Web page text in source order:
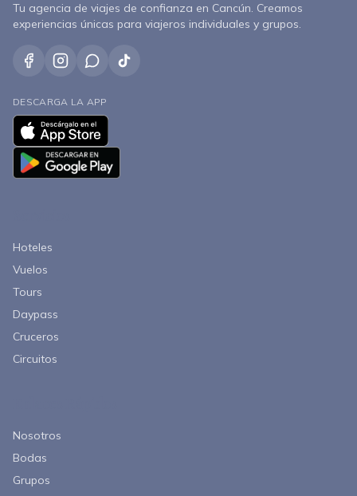
Tu agencia de viajes de confianza en Cancún. Creamos
experiencias únicas para viajeros individuales y grupos.
DESCARGA LA APP
Hoteles
Vuelos
Tours
Daypass
Cruceros
Circuitos
Nosotros
Bodas
Grupos